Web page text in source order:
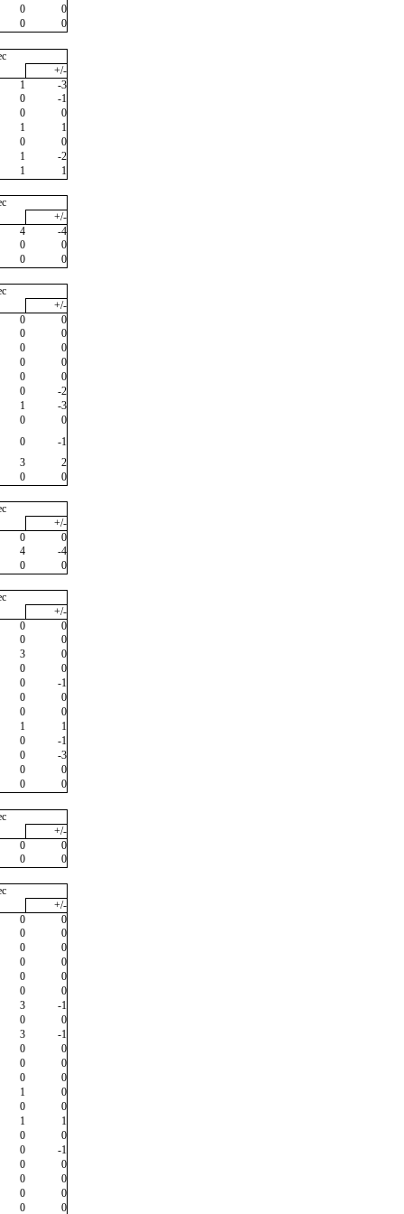
0
0
0
0
+/-
1
-3
0
-1
0
0
1
1
0
0
1
-2
1
1
+/-
4
-4
0
0
0
0
+/-
0
0
0
0
0
0
0
0
0
0
0
-2
1
-3
0
0
0
-1
3
2
0
0
+/-
0
0
4
-4
0
0
+/-
0
0
0
0
3
0
0
0
0
-1
0
0
0
0
1
1
0
-1
0
-3
0
0
0
0
+/-
0
0
0
0
+/-
0
0
0
0
0
0
0
0
0
0
0
0
3
-1
0
0
3
-1
0
0
0
0
0
0
1
0
0
0
1
1
0
0
0
-1
0
0
0
0
0
0
0
0